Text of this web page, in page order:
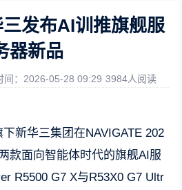
发布AI训推旗舰服
器新品
间：2026-05-28 09:29 3984人阅读
新华三集团在NAVIGATE 202
款面向智能体时代的旗舰AI服
R5500 G7 X与R53X0 G7 Ultr